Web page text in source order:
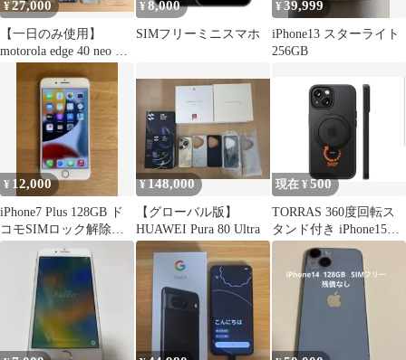
¥27,000
【一日のみ使用】
motorola edge 40 neo 本
¥ 8,000
SIMフリーミニスマホ
¥39,999
iPhone13 スターライト
256GB
¥ 12,000
iPhone7 Plus 128GB ド
コモSIMロック解除
済 美品
¥148,000
【グローバル版】
HUAWEI Pura 80 Ultra
現在 ¥500
TORRAS 360度回転ス
タンド付き iPhone15ケ
ース ブラック